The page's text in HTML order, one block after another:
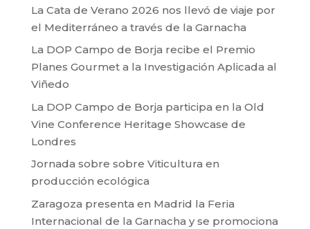
La Cata de Verano 2026 nos llevó de viaje por
el Mediterráneo a través de la Garnacha
La DOP Campo de Borja recibe el Premio
Planes Gourmet a la Investigación Aplicada al
Viñedo
La DOP Campo de Borja participa en la Old
Vine Conference Heritage Showcase de
Londres
Jornada sobre sobre Viticultura en
producción ecológica
Zaragoza presenta en Madrid la Feria
Internacional de la Garnacha y se promociona